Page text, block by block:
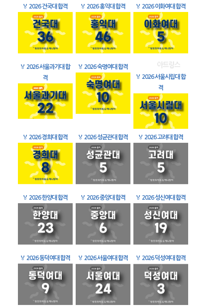
🏅 2026 건국대 합격 🏅 2026 홍익대 합격 🏅 2026 이화여대 합격
🏅 2026 서울과기대 합
격
🏅 2026 숙명여대 합격
🏅 2026 서울시립대 합
격
🏅 2026 경희대 합격 🏅 2026 성균관대 합격 🏅 2026 고려대 합격
🏅 2026 한양대 합격 🏅 2026 중앙대 합격 🏅 2026 성신여대 합격
🏅 2026 동덕여대 합격 🏅 2026 서울여대 합격 🏅 2026 덕성여대 합격